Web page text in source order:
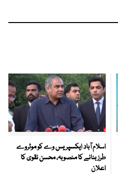
اسلام آباد ایکسپریس وے کو موٹروے
طرز بنانے کا منصوبہ، محسن نقوی کا
اعلان